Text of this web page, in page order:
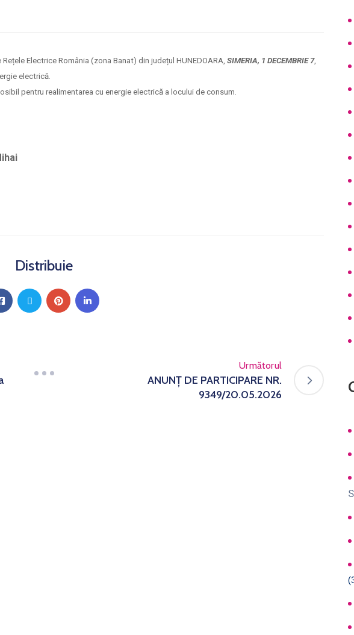
Electrice România (zona Banat) din județul HUNEDOARA, SIMERIA, 1 DECEMBRIE 7,
electrică.
pentru realimentarea cu energie electrică a locului de consum.
Distribuie
Următorul
ANUNȚ DE PARTICIPARE NR.
9349/20.05.2026